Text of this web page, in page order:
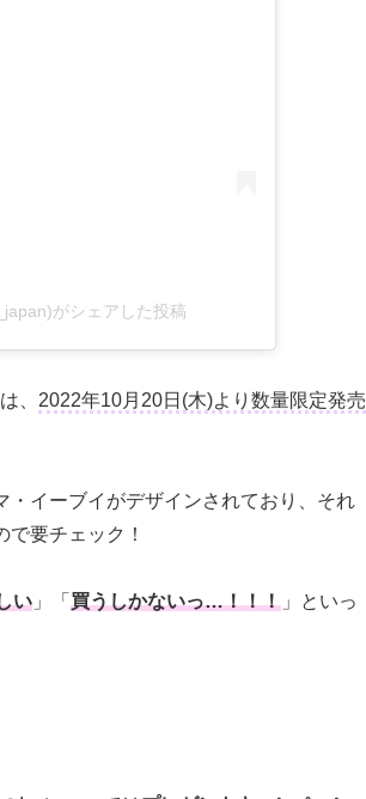
がシェアした投稿
、 2022年10月20日(木)より数量限定発売
イーブイがデザインされており、それ
で要チェック！
い 」「 買うしかないっ…！！！ 」といっ